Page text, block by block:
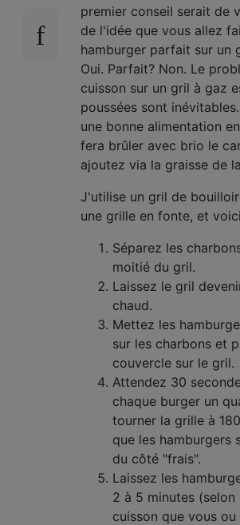
premier conseil serait de
de l'idée que vous allez
hamburger parfait sur un
Oui. Parfait? Non. Le
cuisson sur un gril à gaz
poussées sont
une bonne alimentation
fera brûler avec brio le
ajoutez via la graisse de
J'utilise un gril de
une grille en fonte, et
Séparez les
moitié du gril.
Laissez le gril
chaud.
Mettez les
sur les charbons et
couvercle sur le gril.
Attendez 30
chaque burger un
tourner la grille à
que les hamburgers
du côté "frais".
Laissez les
2 à 5 minutes
cuisson que vous